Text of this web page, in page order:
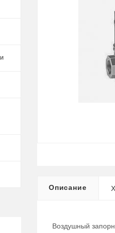
Описание
Воздушный